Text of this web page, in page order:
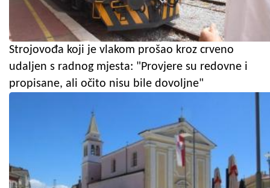
Strojovođa koji je vlakom prošao kroz crveno
udaljen s radnog mjesta: "Provjere su redovne i
propisane, ali očito nisu bile dovoljne"